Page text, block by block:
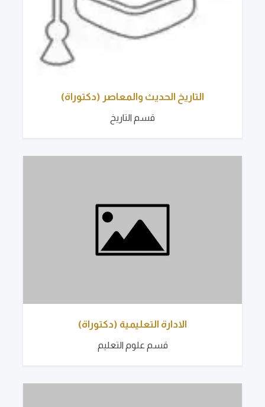
التاريخ الحديث والمعاصر (دكتوراة)
قسم التاريخ
الادارة التعليمية (دكتوراة)
قسم علوم التعليم